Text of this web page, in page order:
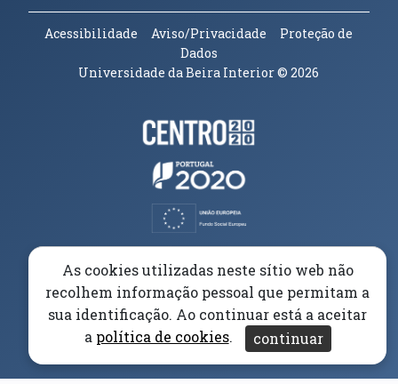
Acessibilidade Aviso/Privacidade
Proteção de
Dados
Universidade da Beira Interior© 2026
Parceiros e Financiadores
(abre em nova janela)
(abre em nova janela)
As cookies utilizadas neste sítio web não
recolhem informação pessoal que permitam a
sua identificação. Ao continuar está a aceitar
a política de cookies. continuar